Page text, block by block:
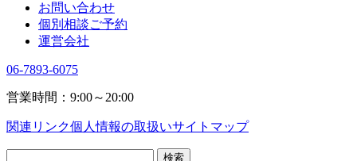
お問い合わせ
個別相談ご予約
運営会社
06-7893-6075
営業時間：9:00～20:00
関連リンク個人情報の取扱いサイトマップ